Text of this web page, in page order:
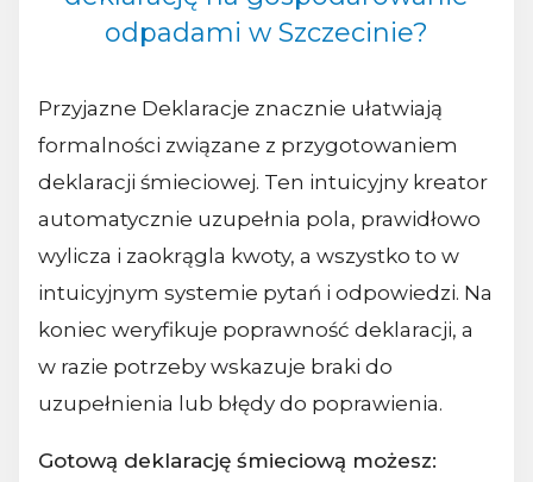
odpadami w Szczecinie?
Przyjazne Deklaracje znacznie ułatwiają
formalności związane z przygotowaniem
deklaracji śmieciowej. Ten intuicyjny kreator
automatycznie uzupełnia pola, prawidłowo
wylicza i zaokrągla kwoty, a wszystko to w
intuicyjnym systemie pytań i odpowiedzi. Na
koniec weryfikuje poprawność deklaracji, a
w razie potrzeby wskazuje braki do
uzupełnienia lub błędy do poprawienia.
Gotową deklarację śmieciową możesz: